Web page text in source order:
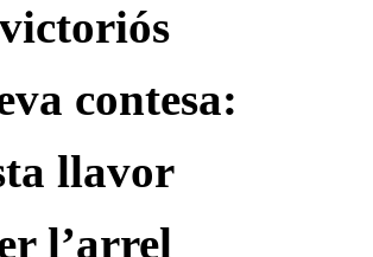
contesa:
llavor
l’arrel